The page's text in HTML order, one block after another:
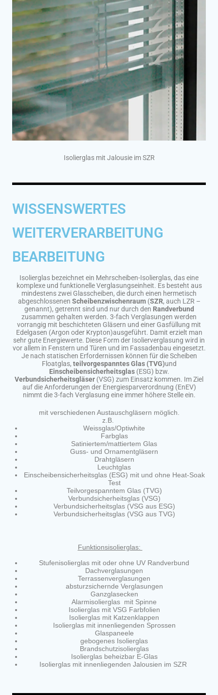
Isolierglas mit Jalousie im SZR
WISSENSWERTES
WEITERVERARBEITUNG
BEARBEITUNG
Isolierglas bezeichnet ein Mehrscheiben-Isolierglas, das eine
komplexe und funktionelle Verglasungseinheit. Es besteht aus
mindestens zwei Glasscheiben, die durch einen hermetisch
abgeschlossenen Scheibenzwischenraum(SZR, auch LZR –
genannt), getrennt sind und nur durch den Randverbund
zusammen gehalten werden. 3-fach Verglasungen werden
vorrangig mit beschichteten Gläsern und einer Gasfüllung mit
Edelgasen (Argon oder Krypton)ausgeführt. Damit erzielt man
sehr gute Energiewerte. Diese Form der Isolierverglasung wird in
vor allem in Fenstern und Türen und im Fassadenbau eingesetzt.
Je nach statischen Erfordernissen können für die Scheiben
Floatglas, teilvorgespanntes Glas (TVG)und
Einscheibensicherheitsglas(ESG) bzw.
Verbundsicherheitsgläser (VSG) zum Einsatz kommen. Im Ziel
auf die Anforderungen der Energiesparverordnung (EnEV)
nimmt die 3-fach Verglasung eine immer höhere Stelle ein.
mit verschiedenen Austauschgläsern möglich.
z.B.
Weissglas/Optiwhite
Farbglas
Satiniertem/mattiertem Glas
Guss- und Ornamentgläsern
Drahtgläsern
Leuchtglas
Einscheibensicherheitsglas (ESG) mit und ohne Heat-Soak
Test
Teilvorgespanntem Glas (TVG)
Verbundsicherheitsglas (VSG)
Verbundsicherheitsglas (VSG aus ESG)
Verbundsicherheitsglas (VSG aus TVG)
Funktionsisolierglas:
Stufenisolierglas mit oder ohne UV Randverbund
Dachverglasungen
Terrassenverglasungen
absturzsichernde Verglasungen
Ganzglasecken
Alarmisolierglas mit Spinne
Isolierglas mit VSG Farbfolien
Isolierglas mit Katzenklappen
Isolierglas mit innenliegenden Sprossen
Glaspaneele
gebogenes Isolierglas
Brandschutzisolierglas
Isolierglas beheizbar E-Glas
Isolierglas mit innenliegenden Jalousien im SZR